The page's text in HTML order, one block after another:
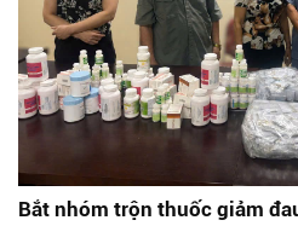
Bắt nhóm trộn thuốc giảm